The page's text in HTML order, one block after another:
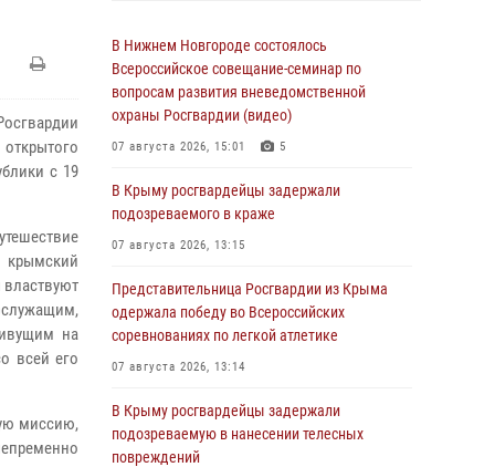
с 19
властвуют
на
всей его
миссию,
В Нижнем Новгороде состоялось
Всероссийское совещание-семинар по
вопросам развития вневедомственной
охраны Росгвардии (видео)
07 августа 2026, 15:01 5
В Крыму росгвардейцы задержали
подозреваемого в краже
07 августа 2026, 13:15
Представительница Росгвардии из Крыма
одержала победу во Всероссийских
соревнованиях по легкой атлетике
07 августа 2026, 13:14
В Крыму росгвардейцы задержали
подозреваемую в нанесении телесных
повреждений